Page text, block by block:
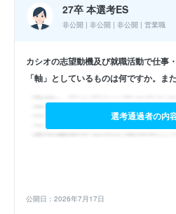
27卒 本選考ES
非公開 | 非公開 | 非公開 | 営業職
カシオの志望動機及び就職活動で仕事
「軸」としているものは何ですか。ま
選考通過者の内
公開日：2026年7月17日